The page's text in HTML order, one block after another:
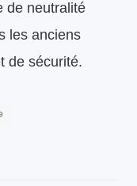
de neutralité
les anciens
de sécurité.